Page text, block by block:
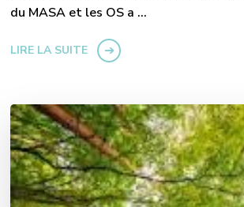
du MASA et les OS a …
LIRE LA SUITE